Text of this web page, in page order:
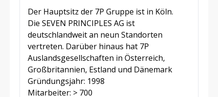
Der Hauptsitz der 7P Gruppe ist in Köln.
Die SEVEN PRINCIPLES AG ist
deutschlandweit an neun Standorten
vertreten. Darüber hinaus hat 7P
Auslandsgesellschaften in Österreich,
Großbritannien, Estland und Dänemark
Gründungsjahr: 1998
Mitarbeiter: > 700